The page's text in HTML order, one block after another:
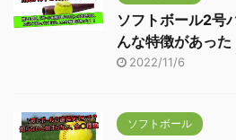
ソフトボール2号
んな特徴があった
2022/11/6
ソフトボール